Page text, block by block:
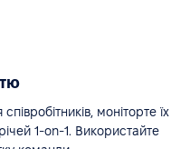
моніторте їх
1-on-1. Використайте